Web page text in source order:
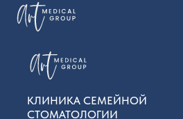
Главная
КЛИНИКА СЕМЕЙНОЙ
СТОМАТОЛОГИИ